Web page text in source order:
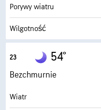
Pułap chmur
Porywy wiatru
Wilgotność
Punkt rosy
AccuLumen Brightness Index™
Zachmurzenie
23 54°
Bezchmurnie
Wiatr